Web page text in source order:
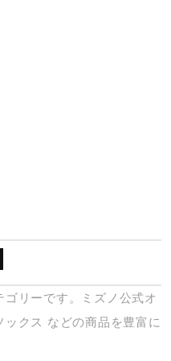
ゴリーです。ミズノ公式オ
ックス などの商品を豊富に